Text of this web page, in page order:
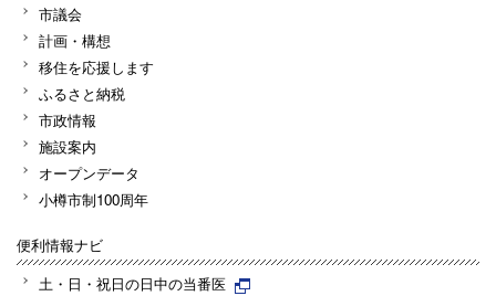
市議会
計画・構想
移住を応援します
ふるさと納税
市政情報
施設案内
オープンデータ
小樽市制100周年
便利情報ナビ
土・日・祝日の日中の当番医